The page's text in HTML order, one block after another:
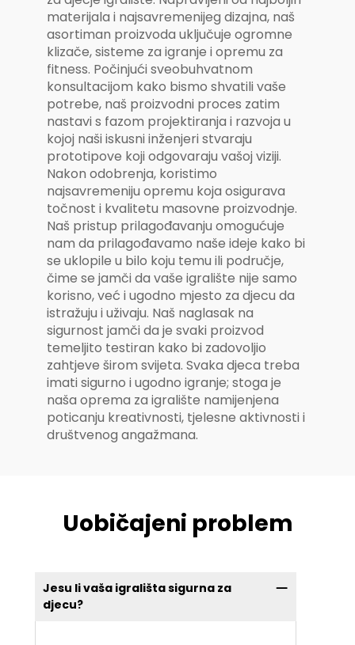
materijala i najsavremenijeg dizajna, naš
asortiman proizvoda uključuje ogromne
klizače, sisteme za igranje i opremu za
fitness. Počinjući sveobuhvatnom
konsultacijom kako bismo shvatili vaše
potrebe, naš proizvodni proces zatim
nastavi s fazom projektiranja i razvoja u
kojoj naši iskusni inženjeri stvaraju
prototipove koji odgovaraju vašoj viziji.
Nakon odobrenja, koristimo
najsavremeniju opremu koja osigurava
točnost i kvalitetu masovne proizvodnje.
Naš pristup prilagođavanju omogućuje
nam da prilagođavamo naše ideje kako bi
se uklopile u bilo koju temu ili područje,
čime se jamči da vaše igralište nije samo
korisno, već i ugodno mjesto za djecu da
istražuju i uživaju. Naš naglasak na
sigurnost jamči da je svaki proizvod
temeljito testiran kako bi zadovoljio
zahtjeve širom svijeta. Svaka djeca treba
imati sigurno i ugodno igranje; stoga je
naša oprema za igralište namijenjena
poticanju kreativnosti, tjelesne aktivnosti i
društvenog angažmana.
Uobičajeni problem
Jesu li vaša igrališta sigurna za
djecu?